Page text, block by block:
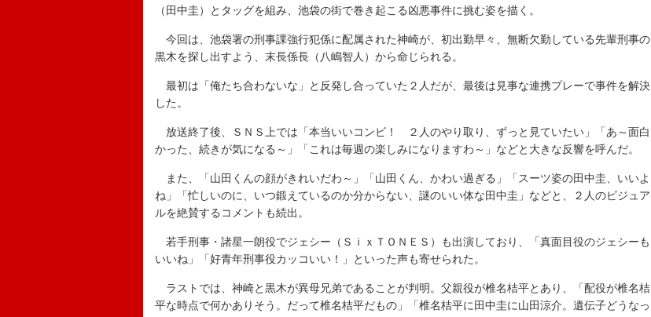
（田中圭）とタッグを組み、池袋の街で巻き起こる凶悪事件に挑む姿を描く。
今回は、池袋署の刑事課強行犯係に配属された神崎が、初出勤早々、無断欠勤している先輩刑事の
黒木を探し出すよう、末長係長（八嶋智人）から命じられる。
最初は「俺たち合わないな」と反発し合っていた２人だが、最後は見事な連携プレーで事件を解決
した。
放送終了後、ＳＮＳ上では「本当いいコンビ！ ２人のやり取り、ずっと見ていたい」「あ～面白
かった、続きが気になる～」「これは毎週の楽しみになりますわ～」などと大きな反響を呼んだ。
また、「山田くんの顔がきれいだわ～」「山田くん、かわい過ぎる」「スーツ姿の田中圭、いいよ
ね」「忙しいのに、いつ鍛えているのか分からない、謎のいい体な田中圭」などと、２人のビジュア
ルを絶賛するコメントも続出。
若手刑事・諸星一朗役でジェシー（ＳｉｘＴＯＮＥＳ）も出演しており、「真面目役のジェシーも
いいね」「好青年刑事役カッコいい！」といった声も寄せられた。
ラストでは、神崎と黒木が異母兄弟であることが判明。父親役が椎名桔平とあり、「配役が椎名桔
平な時点で何かありそう。だって椎名桔平だもの」「椎名桔平に田中圭に山田涼介。遺伝子どうなっ